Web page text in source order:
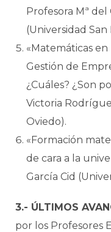
Profesora Mª
(Universidad
«Matemáticas
Gestión de
¿Cuáles? ¿Son
Victoria
Oviedo).
«Formación
de cara a la
García Cid
3.- ÚLTIMOS
por los Profesores